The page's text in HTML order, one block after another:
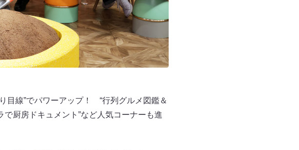
目線”でパワーアップ！ “行列グルメ図鑑＆
厨房ドキュメント”など人気コーナーも進